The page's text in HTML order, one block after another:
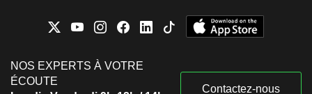
NOS EXPERTS À VOTRE
ÉCOUTE
Contactez-nous